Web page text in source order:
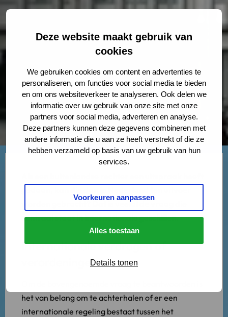
Deze website maakt gebruik van
cookies
We gebruiken cookies om content en advertenties te
personaliseren, om functies voor social media te bieden
en om ons websiteverkeer te analyseren. Ook delen we
informatie over uw gebruik van onze site met onze
partners voor social media, adverteren en analyse.
Deze partners kunnen deze gegevens combineren met
andere informatie die u aan ze heeft verstrekt of die ze
hebben verzameld op basis van uw gebruik van hun
services.
Voorkeuren aanpassen
Alles toestaan
Details tonen
worden gebracht? Dat is veelal de vraag die
centraal staat in internationale geschillen.
Internationale verdragen of
verordeningen
het van belang om te achterhalen of er een
internationale regeling bestaat tussen het